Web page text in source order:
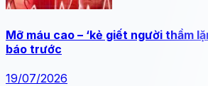
Mỡ máu cao – ‘kẻ giết người thầm
báo trước
19/07/2026